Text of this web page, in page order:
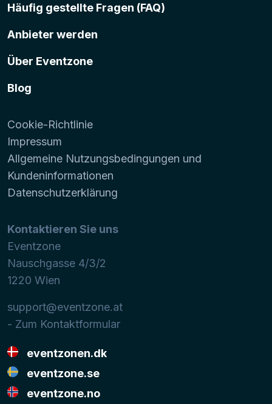
Häufig gestellte Fragen (FAQ)
Anbieter werden
Über Eventzone
Blog
Cookie-Richtlinie
Impressum
Allgemeine Nutzungsbedingungen und
Kundeninformationen
Datenschutzerklärung
Kontaktieren Sie uns
Eventzone
Nauschgasse 4/3/2
1220 Wien
support@eventzone.at
- Zum Kontaktformular
eventzonen.dk
eventzone.se
eventzone.no